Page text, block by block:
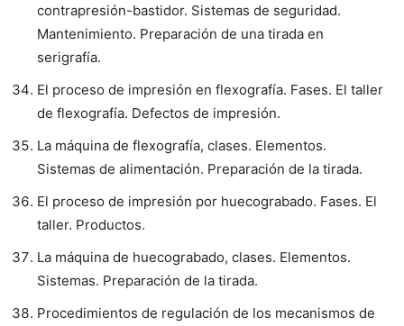
contrapresión-bastidor. Sistemas de seguridad.
Mantenimiento. Preparación de una tirada en
serigrafía.
El proceso de impresión en flexografía. Fases. El taller
de flexografía. Defectos de impresión.
La máquina de flexografía, clases. Elementos.
Sistemas de alimentación. Preparación de la tirada.
El proceso de impresión por huecograbado. Fases. El
taller. Productos.
La máquina de huecograbado, clases. Elementos.
Sistemas. Preparación de la tirada.
Procedimientos de regulación de los mecanismos de